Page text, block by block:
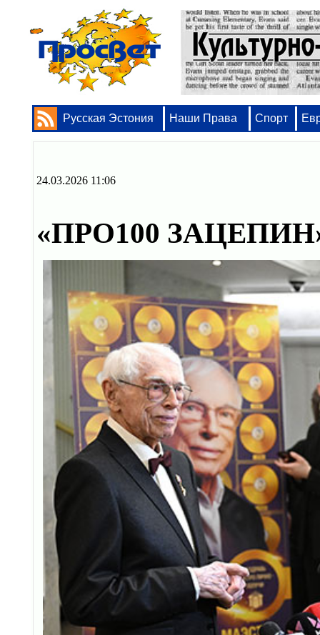
Русская Эстония Наши Права Спорт
24.03.2026 11:06
«ПРО100